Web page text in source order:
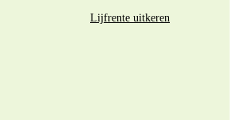
Lijfrente uitkeren